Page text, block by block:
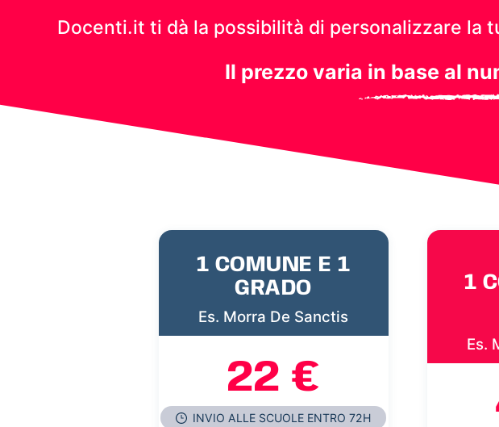
Docenti.it ti dà la possibilità di personalizzare la
Il prezzo varia in base al
1 COMUNE E 1
GRADO
Es. Morra De Sanctis
22 €
INVIO ALLE SCUOLE ENTRO 72H
1
Es.